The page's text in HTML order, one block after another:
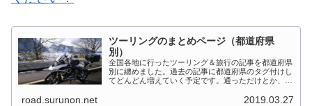
ツーリングのまとめページ（都道府県
別）
全国各地に行ったツーリング＆旅行の記事を都道府県
別に纏めました。過去の記事に都道府県のタグ付けし
てどんどん増えていく予定です。通っただけとか、中
なかなか難しいですね、能登半島とか北陸とか、石
road.surunon.net 2019.03.27